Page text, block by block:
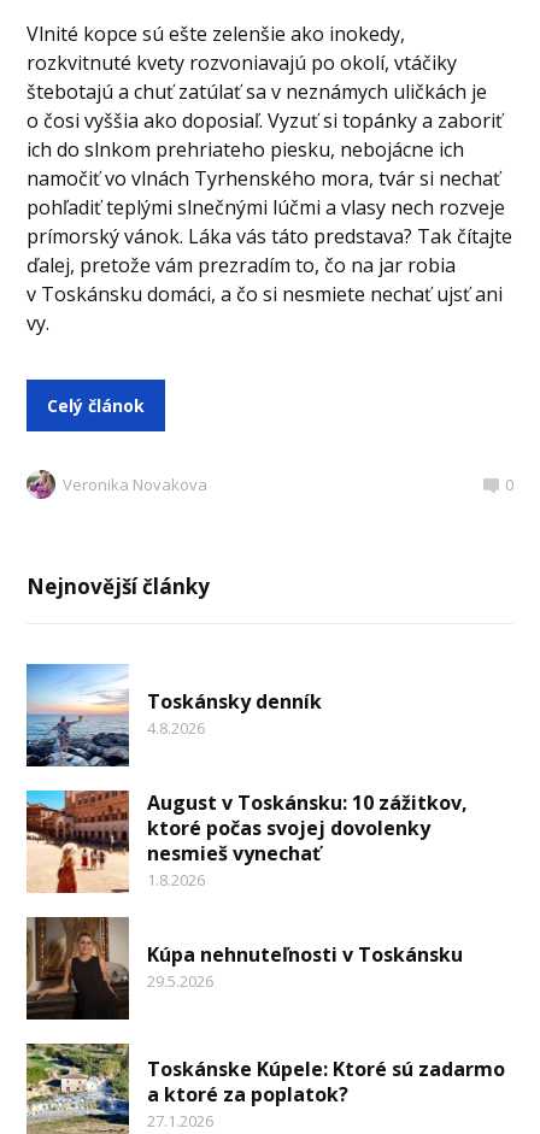
Vlnité kopce sú ešte zelenšie ako inokedy,
rozkvitnuté kvety rozvoniavajú po okolí, vtáčiky
štebotajú a chuť zatúlať sa v neznámych uličkách je
o čosi vyššia ako doposiaľ. Vyzuť si topánky a zaboriť
ich do slnkom prehriateho piesku, nebojácne ich
namočiť vo vlnách Tyrhenského mora, tvár si nechať
pohľadiť teplými slnečnými lúčmi a vlasy nech rozveje
prímorský vánok. Láka vás táto predstava? Tak čítajte
ďalej, pretože vám prezradím to, čo na jar robia
v Toskánsku domáci, a čo si nesmiete nechať ujsť ani
vy.
Celý článok
Veronika Novakova 0
Nejnovější články
Toskánsky denník
4.8.2026
August v Toskánsku: 10 zážitkov,
ktoré počas svojej dovolenky
nesmieš vynechať
1.8.2026
Kúpa nehnuteľnosti v Toskánsku
29.5.2026
Toskánske Kúpele: Ktoré sú zadarmo
a ktoré za poplatok?
27.1.2026